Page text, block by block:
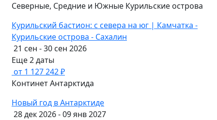
Северные, Средние и Южные Курильские острова
Курильский бастион: с севера на юг | Камчатка -
Курильские острова - Сахалин
21 сен - 30 сен 2026
Еще 2 даты
от 1 127 242 ₽
Континет Антарктида
Новый год в Антарктиде
28 дек 2026 - 09 янв 2027